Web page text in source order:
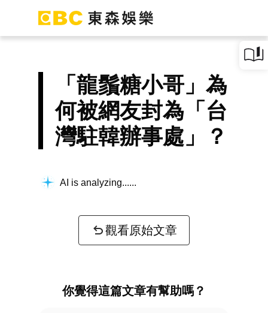
「龍鬚糖小哥」為
何被網友封為「台
灣駐韓辦事處」？
AI is analyzing...
觀看原始文章
你覺得這篇文章有幫助嗎？